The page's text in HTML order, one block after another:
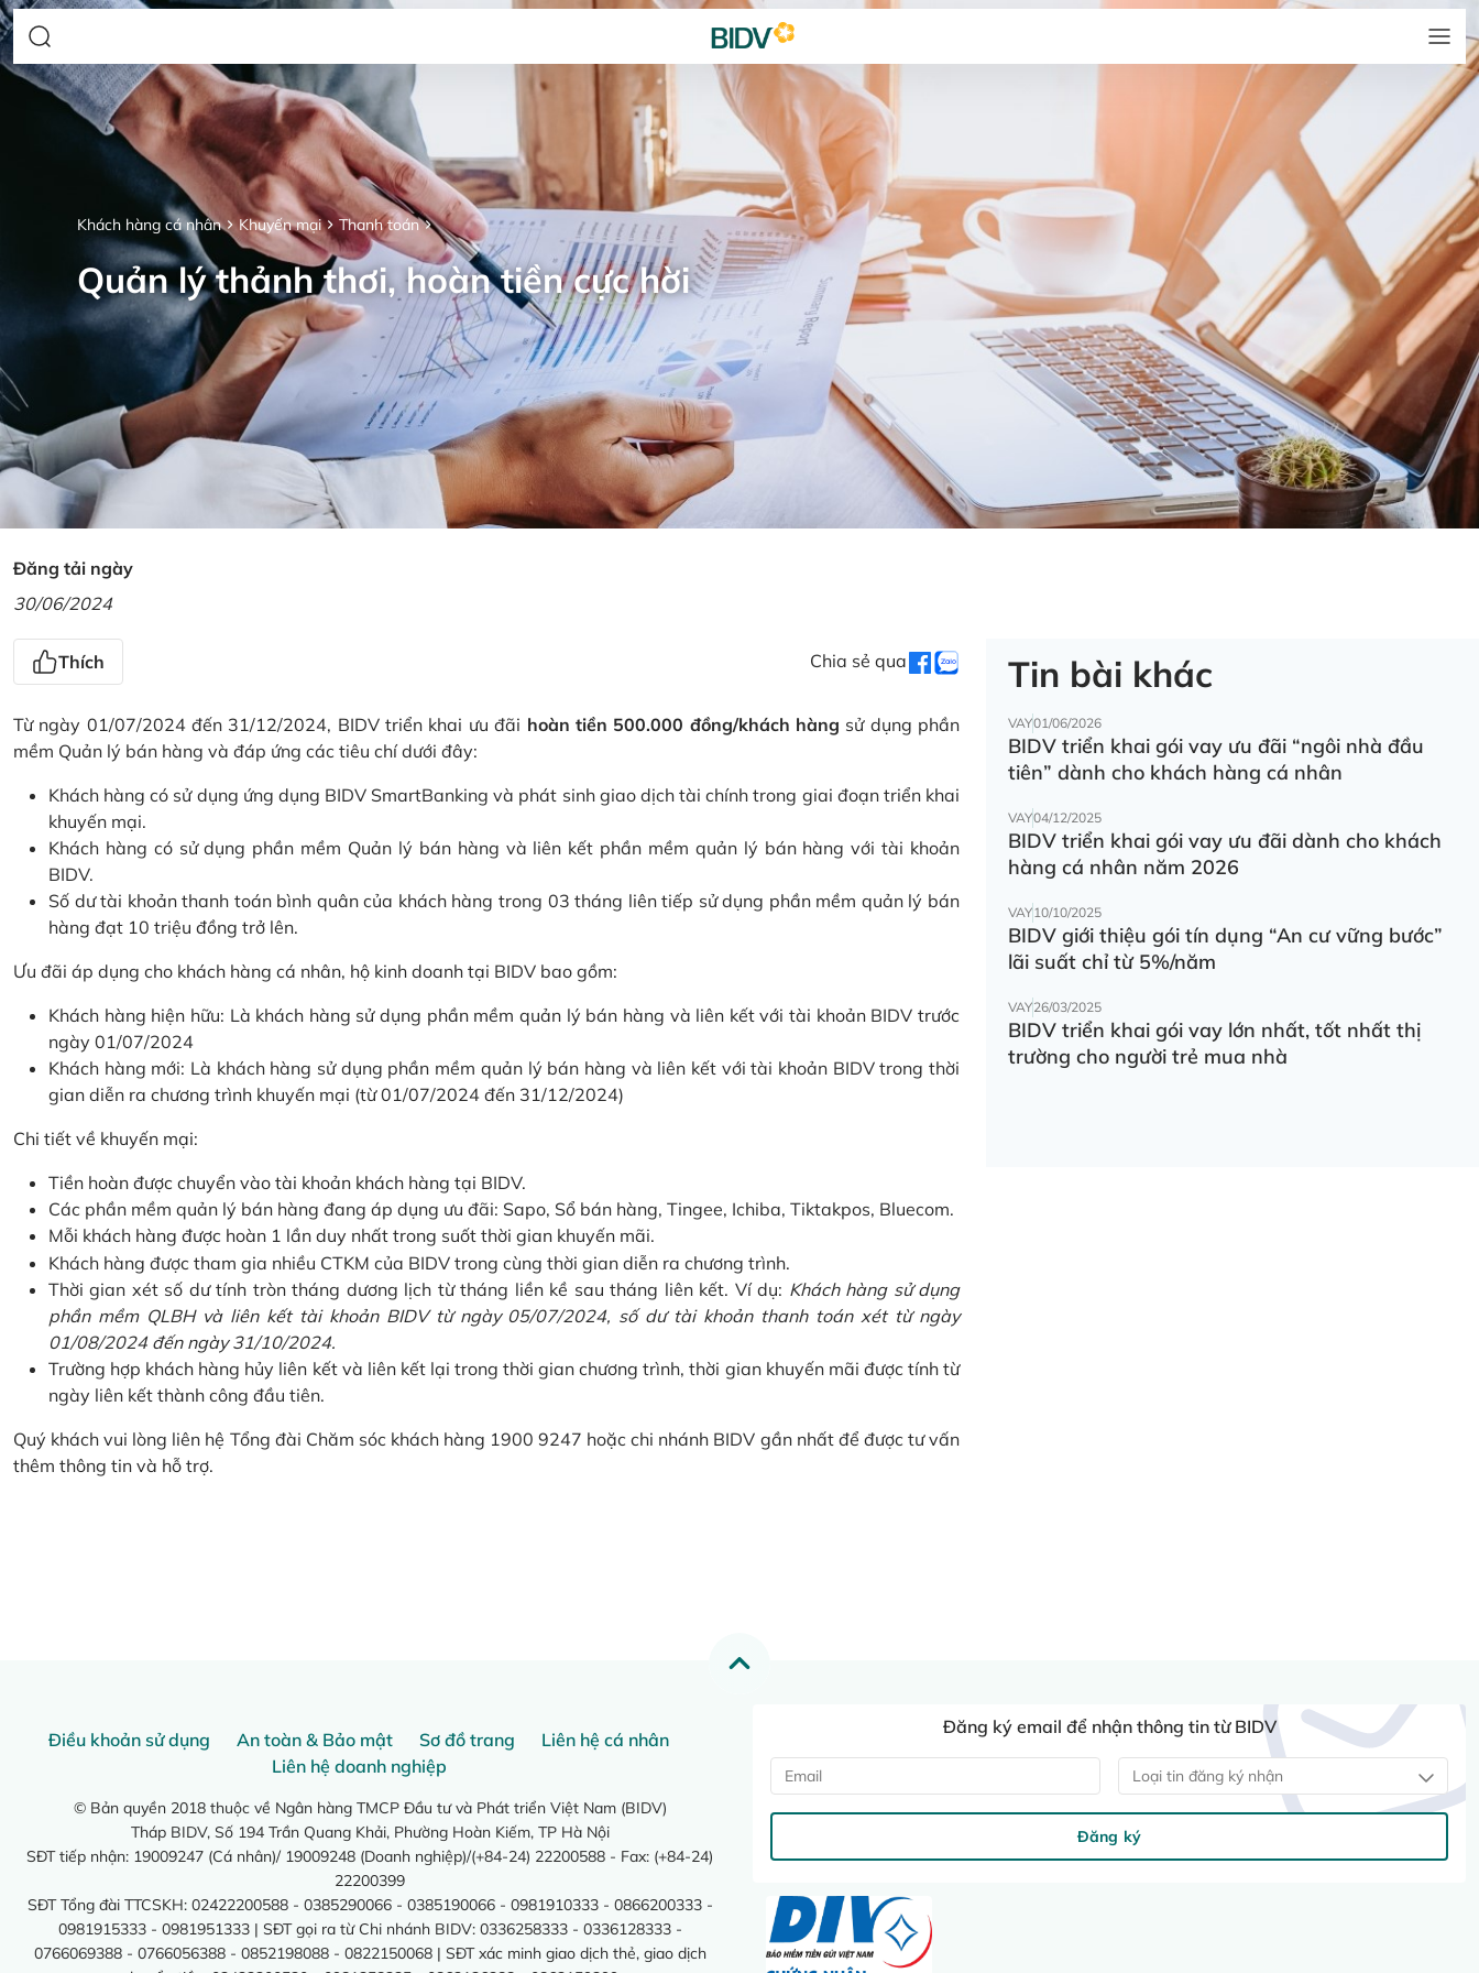
Khách hàng cá nhân Khuyến mại Thanh toán
Quản lý thảnh thơi, hoàn tiền cực hời
Đăng tải ngày
30/06/2024
Thích Chia sẻ qua
Từ ngày 01/07/2024 đến 31/12/2024, BIDV triển khai ưu đãi hoàn tiền 500.000 đồng/khách hàng sử dụng phần
mềm Quản lý bán hàng và đáp ứng các tiêu chí dưới đây:
Khách hàng có sử dụng ứng dụng BIDV SmartBanking và phát sinh giao dịch tài chính trong giai đoạn triển khai
khuyến mại.
Khách hàng có sử dụng phần mềm Quản lý bán hàng và liên kết phần mềm quản lý bán hàng với tài khoản
BIDV.
Số dư tài khoản thanh toán bình quân của khách hàng trong 03 tháng liên tiếp sử dụng phần mềm quản lý bán
hàng đạt 10 triệu đồng trở lên.
Ưu đãi áp dụng cho khách hàng cá nhân, hộ kinh doanh tại BIDV bao gồm:
Khách hàng hiện hữu: Là khách hàng sử dụng phần mềm quản lý bán hàng và liên kết với tài khoản BIDV trước
ngày 01/07/2024
Khách hàng mới: Là khách hàng sử dụng phần mềm quản lý bán hàng và liên kết với tài khoản BIDV trong thời
gian diễn ra chương trình khuyến mại (từ 01/07/2024 đến 31/12/2024)
Chi tiết về khuyến mại:
Tiền hoàn được chuyển vào tài khoản khách hàng tại BIDV.
Các phần mềm quản lý bán hàng đang áp dụng ưu đãi: Sapo, Sổ bán hàng, Tingee, Ichiba, Tiktakpos, Bluecom.
Mỗi khách hàng được hoàn 1 lần duy nhất trong suốt thời gian khuyến mãi.
Khách hàng được tham gia nhiều CTKM của BIDV trong cùng thời gian diễn ra chương trình.
Thời gian xét số dư tính tròn tháng dương lịch từ tháng liền kề sau tháng liên kết. Ví dụ: Khách hàng sử dụng
phần mềm QLBH và liên kết tài khoản BIDV từ ngày 05/07/2024, số dư tài khoản thanh toán xét từ ngày
01/08/2024 đến ngày 31/10/2024.
Trường hợp khách hàng hủy liên kết và liên kết lại trong thời gian chương trình, thời gian khuyến mãi được tính từ
ngày liên kết thành công đầu tiên.
Quý khách vui lòng liên hệ Tổng đài Chăm sóc khách hàng 1900 9247 hoặc chi nhánh BIDV gần nhất để được tư vấn
thêm thông tin và hỗ trợ.
Tin bài khác
VAY01/06/2026
BIDV triển khai gói vay ưu đãi “ngôi nhà đầu
tiên” dành cho khách hàng cá nhân
VAY04/12/2025
BIDV triển khai gói vay ưu đãi dành cho khách
hàng cá nhân năm 2026
VAY10/10/2025
BIDV giới thiệu gói tín dụng “An cư vững bước”
lãi suất chỉ từ 5%/năm
VAY26/03/2025
BIDV triển khai gói vay lớn nhất, tốt nhất thị
trường cho người trẻ mua nhà
Điều khoản sử dụng An toàn & Bảo mật Sơ đồ trang
Liên hệ cá nhân
Liên hệ doanh nghiệp
© Bản quyền 2018 thuộc về Ngân hàng TMCP Đầu tư và Phát triển Việt Nam (BIDV)
Tháp BIDV, Số 194 Trần Quang Khải, Phường Hoàn Kiếm, TP Hà Nội
SĐT tiếp nhận: 19009247 (Cá nhân)/ 19009248 (Doanh nghiệp)/(+84-24) 22200588 - Fax: (+84-24)
22200399
SĐT Tổng đài TTCSKH: 02422200588 - 0385290066 - 0385190066 - 0981910333 - 0866200333 -
0981915333 - 0981951333 | SĐT gọi ra từ Chi nhánh BIDV: 0336258333 - 0336128333 -
0766069388 - 0766056388 - 0852198088 - 0822150068 | SĐT xác minh giao dịch thẻ, giao dịch
Đăng ký email để nhận thông tin từ BIDV
Loại tin đăng ký nhận
Đăng ký